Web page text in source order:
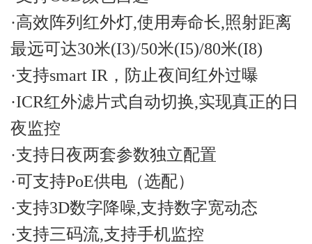
·高效阵列红外灯,使用寿命长,照射距离
最远可达30米(I3)/50米(I5)/80米(I8)
·支持smart IR，防止夜间红外过曝
·ICR红外滤片式自动切换,实现真正的日
夜监控
·支持日夜两套参数独立配置
·可支持PoE供电（选配）
·支持3D数字降噪,支持数字宽动态
·支持三码流,支持手机监控